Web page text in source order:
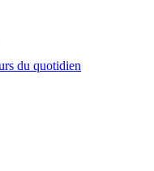
du quotidien